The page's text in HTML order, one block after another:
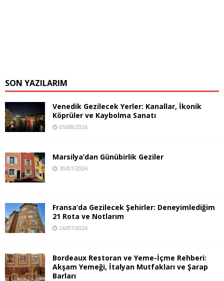
SON YAZILARIM
Venedik Gezilecek Yerler: Kanallar, İkonik
Köprüler ve Kaybolma Sanatı
05/08/2026
Marsilya’dan Günübirlik Geziler
30/07/2026
Fransa’da Gezilecek Şehirler: Deneyimlediğim
21 Rota ve Notlarım
26/07/2026
Bordeaux Restoran ve Yeme-İçme Rehberi:
Akşam Yemeği, İtalyan Mutfakları ve Şarap
Barları